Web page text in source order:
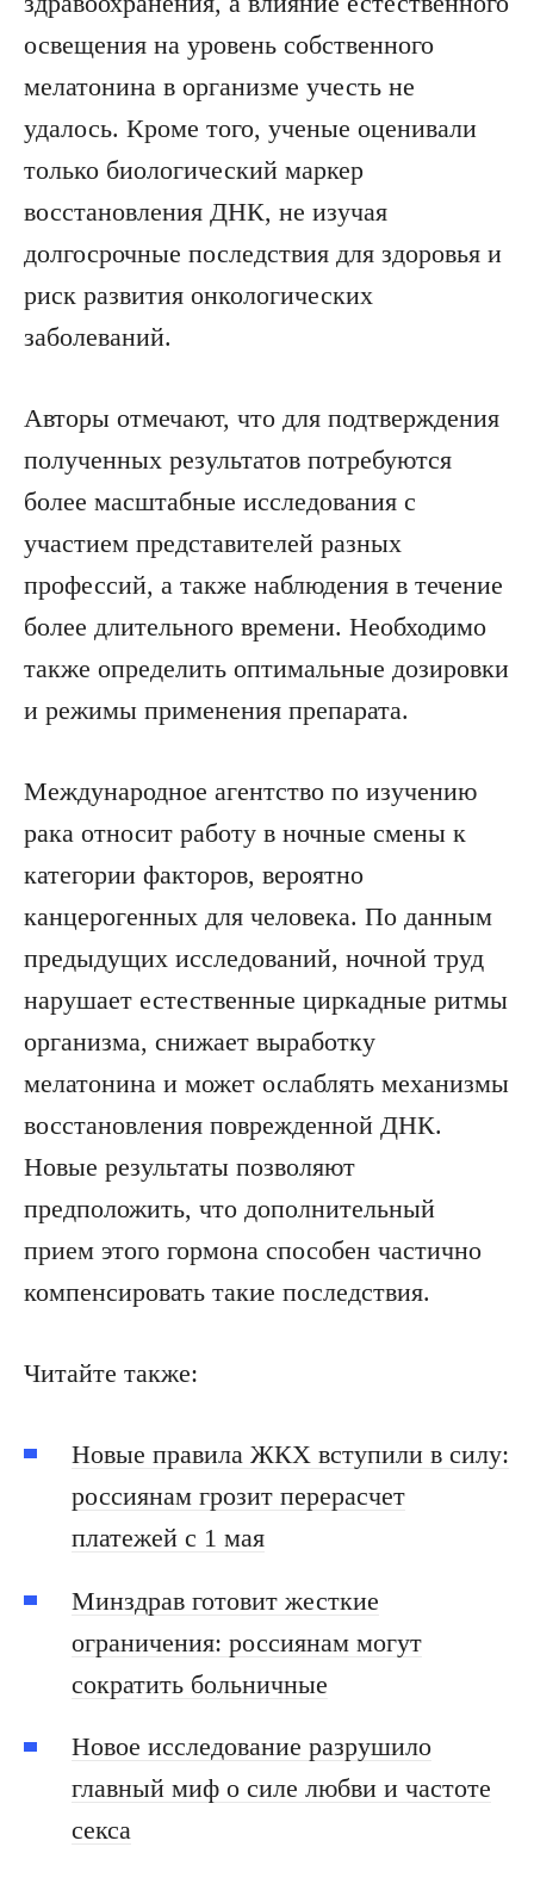
освещения на уровень собственного
мелатонина в организме учесть не
удалось. Кроме того, ученые оценивали
только биологический маркер
восстановления ДНК, не изучая
долгосрочные последствия для здоровья и
риск развития онкологических
заболеваний.
Авторы отмечают, что для подтверждения
полученных результатов потребуются
более масштабные исследования с
участием представителей разных
профессий, а также наблюдения в течение
более длительного времени. Необходимо
также определить оптимальные дозировки
и режимы применения препарата.
Международное агентство по изучению
рака относит работу в ночные смены к
категории факторов, вероятно
канцерогенных для человека. По данным
предыдущих исследований, ночной труд
нарушает естественные циркадные ритмы
организма, снижает выработку
мелатонина и может ослаблять механизмы
восстановления поврежденной ДНК.
Новые результаты позволяют
предположить, что дополнительный
прием этого гормона способен частично
компенсировать такие последствия.
Читайте также:
Новые правила ЖКХ вступили в силу:
россиянам грозит перерасчет
платежей с 1 мая
Минздрав готовит жесткие
ограничения: россиянам могут
сократить больничные
Новое исследование разрушило
главный миф о силе любви и частоте
секса